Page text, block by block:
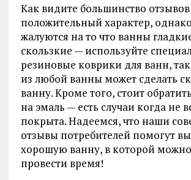
Как видите большинство
положительный характер,
жалуются на то что ванны
скользкие — используйте
резиновые коврики для ванн,
из любой ванны может сделать
ванну. Кроме того, стоит
на эмаль — есть случаи когда не
покрыта. Надеемся, что наши
отзывы потребителей помогут
хорошую ванну, в которой
провести время!